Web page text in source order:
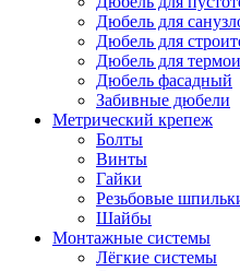
Дюбель для
Дюбель для
Дюбель для
Дюбель фасадный
Забивные дюбели
Метрический крепеж
Болты
Винты
Гайки
Резьбовые
Шайбы
Монтажные системы
Лёгкие системы